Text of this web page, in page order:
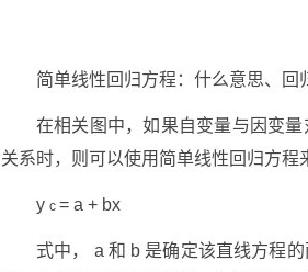
简单线性回归方程：什么意思、回
在相关图中，如果自变量与因变
关系时，则可以使用简单线性回归方
y c = a + bx
式中， a 和 b 是确定该直线方程